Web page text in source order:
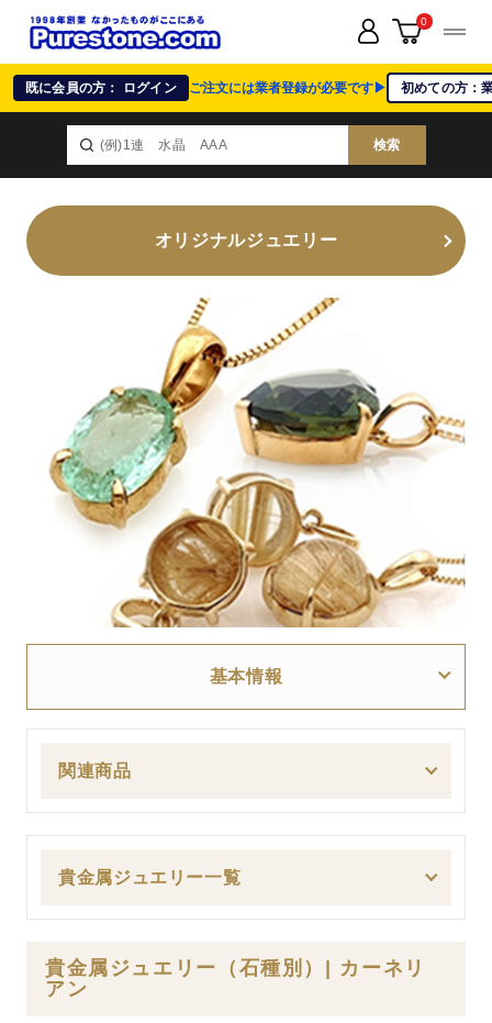
既に会員の方： ログイン ご注文には業者登録が必要です▶ 初めての方：
検索
0
オリジナルジュエリー
基本情報
関連商品
貴金属ジュエリー一覧
貴金属ジュエリー（石種別）| カーネリ
アン